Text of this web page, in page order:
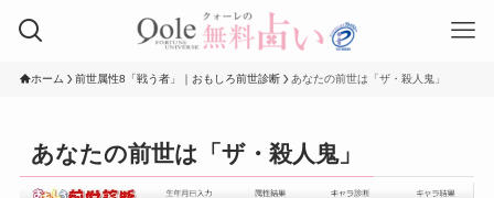
ホーム 前世属性8「戦う者」｜おもしろ前世診断 あなたの前世は「ザ・殺人鬼」
あなたの前世は「ザ・殺人鬼」